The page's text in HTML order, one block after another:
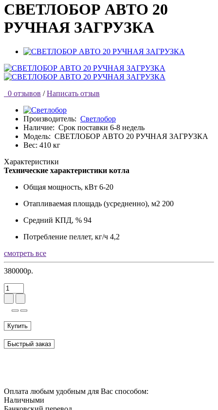
СВЕТЛОБОР АВТО 20
РУЧНАЯ ЗАГРУЗКА
0 отзывов / Написать отзыв
Производитель: Светлобор
Наличие: Срок поставки 6-8 недель
Модель: СВЕТЛОБОР АВТО 20 РУЧНАЯ ЗАГРУЗКА
Вес: 410 кг
Характеристики
Технические характеристики котла
Общая мощность, кВт 6-20
Отапливаемая площадь (усредненно), м2 200
Средний КПД, % 94
Потребление пеллет, кг/ч 4,2
смотреть все
380000р.
Купить
Быстрый заказ
Оплата любым удобным для Вас способом:
Наличными